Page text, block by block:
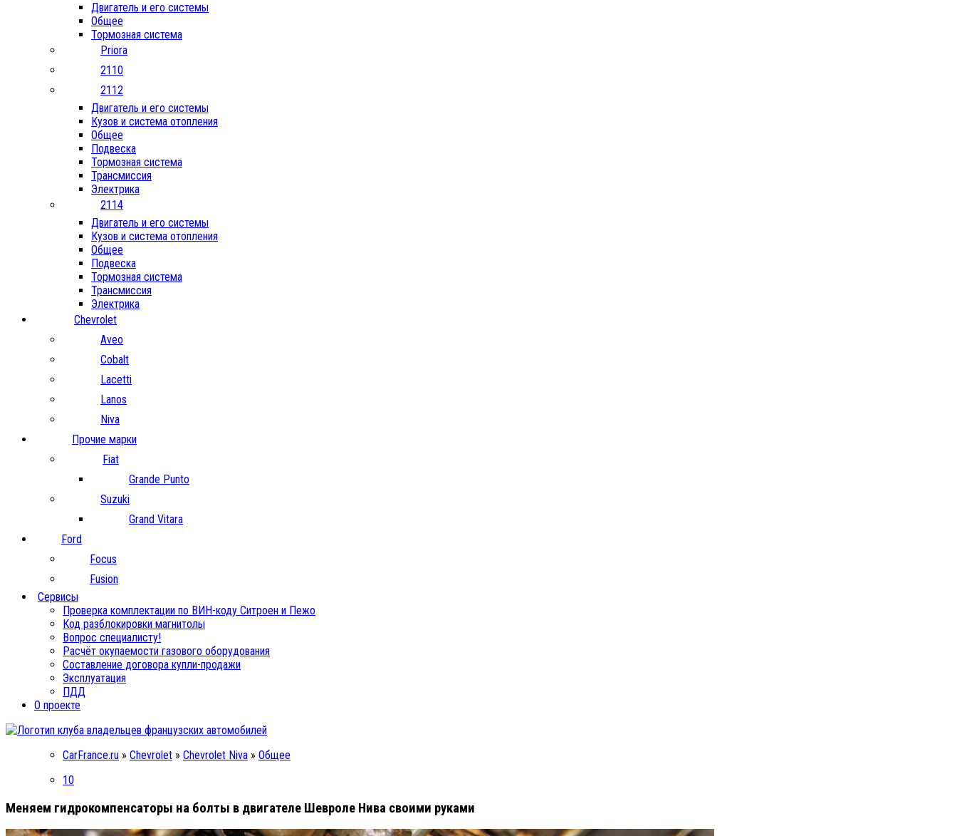
Двигатель и его системы
Общее
Тормозная система
Priora
2110
2112
Двигатель и его системы
Кузов и система отопления
Общее
Подвеска
Тормозная система
Трансмиссия
Электрика
2114
Двигатель и его системы
Кузов и система отопления
Общее
Подвеска
Тормозная система
Трансмиссия
Электрика
Chevrolet
Aveo
Cobalt
Lacetti
Lanos
Niva
Прочие марки
Fiat
Grande Punto
Suzuki
Grand Vitara
Ford
Focus
Fusion
Сервисы
Проверка комплектации по ВИН-коду Ситроен и Пежо
Код разблокировки магнитолы
Вопрос специалисту!
Расчёт окупаемости газового оборудования
Составление договора купли-продажи
Эксплуатация
ПДД
О проекте
CarFrance.ru » Chevrolet » Chevrolet Niva » Общее
10
Меняем гидрокомпенсаторы на болты в двигателе Шевроле Нива своими руками